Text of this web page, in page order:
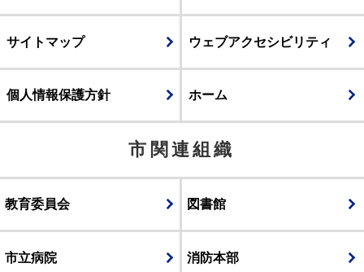
サイトマップ ウェブアクセシビリティ
個人情報保護方針 ホーム
市関連組織
教育委員会 図書館
市立病院 消防本部